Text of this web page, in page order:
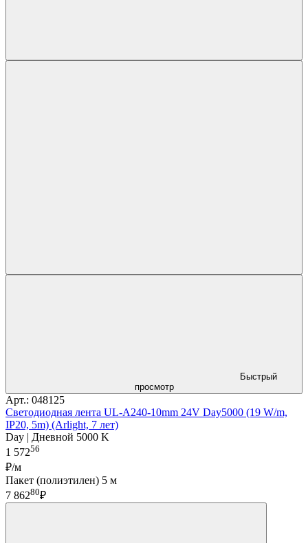
Быстрый
просмотр
Арт.: 048125
Светодиодная лента UL-A240-10mm 24V Day5000 (19 W/m,
IP20, 5m) (Arlight, 7 лет)
Day | Дневной 5000 K
1 57256
₽/м
Пакет (полиэтилен) 5 м
7 86280₽